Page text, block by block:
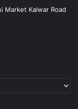
Market Kalwar Road